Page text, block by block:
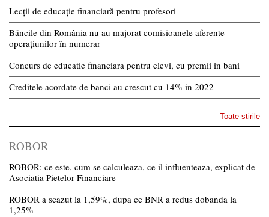
Lecții de educație financiară pentru profesori
Băncile din România nu au majorat comisioanele aferente
operațiunilor în numerar
Concurs de educatie financiara pentru elevi, cu premii in bani
Creditele acordate de banci au crescut cu 14% in 2022
Toate stirile
ROBOR
ROBOR: ce este, cum se calculeaza, ce il influenteaza, explicat de
Asociatia Pietelor Financiare
ROBOR a scazut la 1,59%, dupa ce BNR a redus dobanda la
1,25%